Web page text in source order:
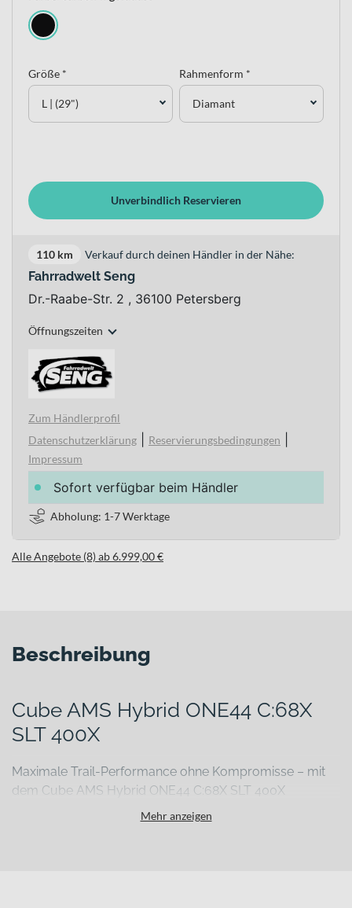
Größe *
L | (29")
Rahmenform *
Diamant
Unverbindlich Reservieren
110 km Verkauf durch deinen Händler in der Nähe:
Fahrradwelt Seng
Dr.-Raabe-Str. 2 , 36100 Petersberg
Öffnungszeiten
Zum Händlerprofil
Datenschutzerklärung
Reservierungsbedingungen
Impressum
Sofort verfügbar beim Händler
Abholung: 1-7 Werktage
Alle Angebote (8) ab 6.999,00 €
Beschreibung
Cube AMS Hybrid ONE44 C:68X
SLT 400X
Maximale Trail-Performance ohne Kompromisse – mit
dem Cube AMS Hybrid ONE44 C:68X SLT 400X
Wenn Du auf anspruchsvollen Trails unterwegs bist, willst Du ein E-
Mehr anzeigen